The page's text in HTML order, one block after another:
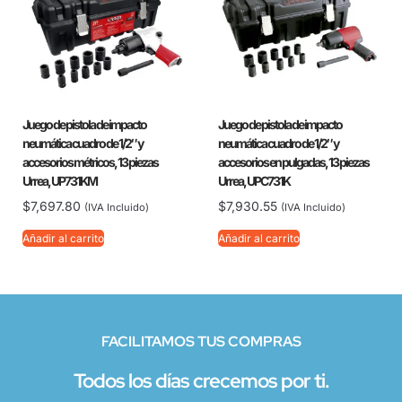
Juego de pistola de impacto
neumática cuadro de 1/2″ y
accesorios métricos, 13 piezas
Urrea, UP731KM
$7,697.80 (IVA Incluido)
Añadir al carrito
Juego de pistola de impacto
neumática cuadro de 1/2″ y
accesorios en pulgadas, 13 piezas
Urrea, UPC731K
$7,930.55 (IVA Incluido)
Añadir al carrito
FACILITAMOS TUS COMPRAS
Todos los días crecemos por ti.